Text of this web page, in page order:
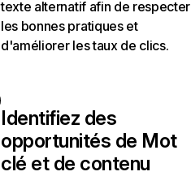
texte alternatif afin de respecter
les bonnes pratiques et
d'améliorer les taux de clics.
Identifiez des
opportunités de Mot
clé et de contenu